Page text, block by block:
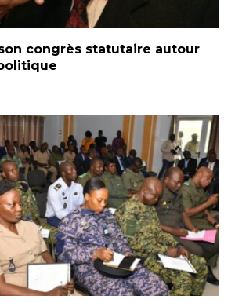
son congrès statutaire autour